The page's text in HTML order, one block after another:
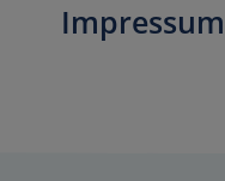
Impressum